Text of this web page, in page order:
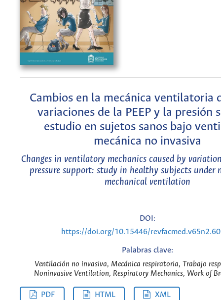
Cambios en la mecánica ventilatoria
variaciones de la PEEP y la presión
estudio en sujetos sanos bajo
mecánica no invasiva
Changes in ventilatory mechanics caused by
pressure support: study in healthy subjects under
mechanical ventilation
DOI:
https://doi.org/10.15446/
Palabras clave:
Ventilación no invasiva, Mecánica respiratoria, Trabajo
Noninvasive Ventilation, Respiratory Mechanics, Work of
PDF HTML XML